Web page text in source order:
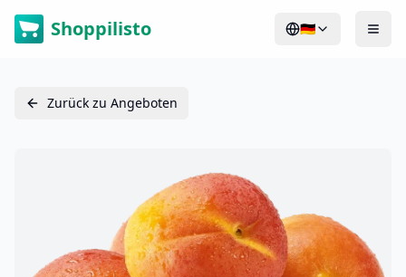
Shoppilisto 🇩🇪
Zurück zu Angeboten